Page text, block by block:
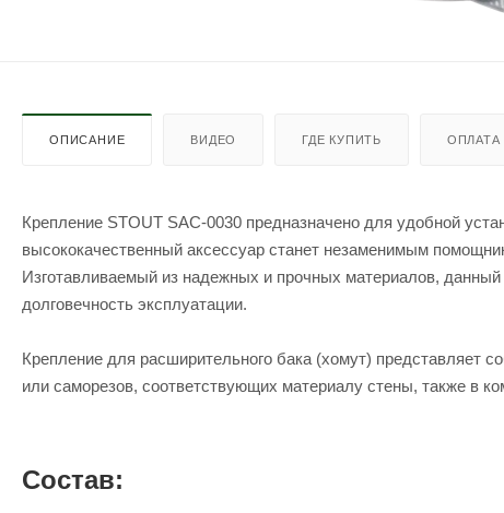
ОПИСАНИЕ ВИДЕО ГДЕ КУПИТЬ ОПЛАТА
Крепление STOUT SAC-0030 предназначено для удобной
высококачественный аксессуар станет незаменимым
Изготавливаемый из надежных и прочных материалов,
долговечность эксплуатации.
Крепление для расширительного бака (хомут)
или саморезов, соответствующих материалу стены, также в
Состав: